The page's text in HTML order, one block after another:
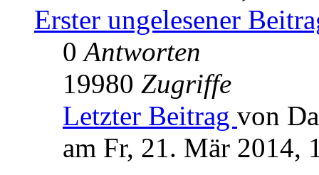
Erster ungelesener
0Antworten
19980 Zugriffe
Letzter Beitrag von
am Fr, 21. Mär 2014,